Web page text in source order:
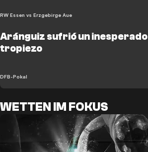
RW Essen vs Erzgebirge Aue
Aránguiz sufrió un inesperado
tropiezo
DFB-Pokal
WETTEN IM FOKUS